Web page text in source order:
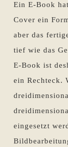
Ein E-Book
Cover ein
aber das
tief wie das
E-Book ist
ein Rechteck.
eingesetzt